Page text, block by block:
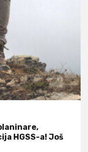
HGSS-a! Još